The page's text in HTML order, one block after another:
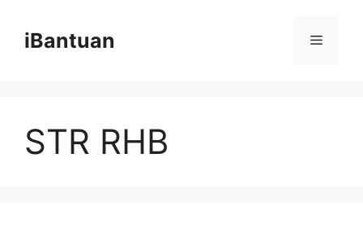
contentiBantuan Menu
STR RHB